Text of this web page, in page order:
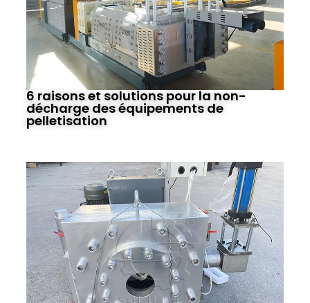
6 raisons et solutions pour la non-
décharge des équipements de
pelletisation